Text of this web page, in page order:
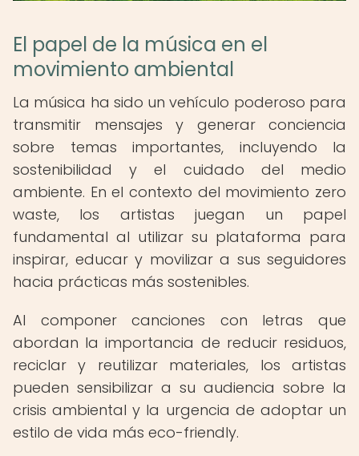
El papel de la música en el
movimiento ambiental
La música ha sido un vehículo poderoso para
transmitir mensajes y generar conciencia
sobre temas importantes, incluyendo la
sostenibilidad y el cuidado del medio
ambiente. En el contexto del movimiento zero
waste, los artistas juegan un papel
fundamental al utilizar su plataforma para
inspirar, educar y movilizar a sus seguidores
hacia prácticas más sostenibles.
Al componer canciones con letras que
abordan la importancia de reducir residuos,
reciclar y reutilizar materiales, los artistas
pueden sensibilizar a su audiencia sobre la
crisis ambiental y la urgencia de adoptar un
estilo de vida más eco-friendly.